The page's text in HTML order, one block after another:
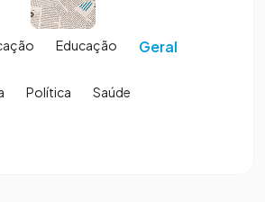
Educação Geral
Política Saúde